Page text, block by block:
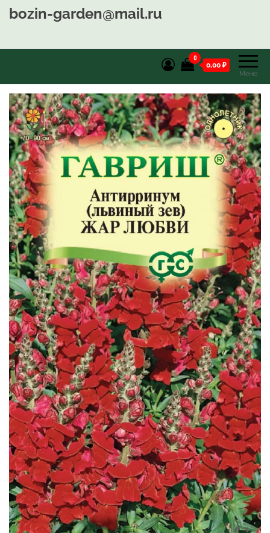
bozin-garden@mail.ru
Меню
0
0,00 ₽